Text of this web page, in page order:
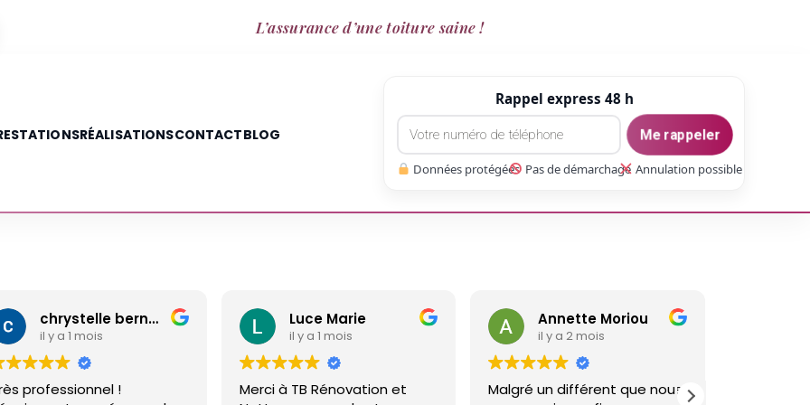
L’assurance d’une toiture saine !
RÉALISATIONSCONTACTBLOG
Rappel express 48 h
Me rappeler
Données protégées Pas de démarchage Annulation possible
chrystelle bernard
il y a 1 mois
!
Luce Marie
il y a 1 mois
Merci à TB Rénovation et
Annette Moriou
il y a 2 mois
Malgré un différent que nous